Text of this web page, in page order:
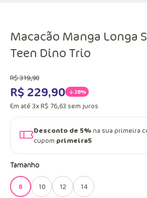
Macacão Manga Longa
Teen Dino Trio
R$319,90
R$ 229,90 28%
Em até 3xR$ 76,63 sem juros
Desconto de 5%na sua primeira
cupom primeira5
Tamanho
8 10 12 14